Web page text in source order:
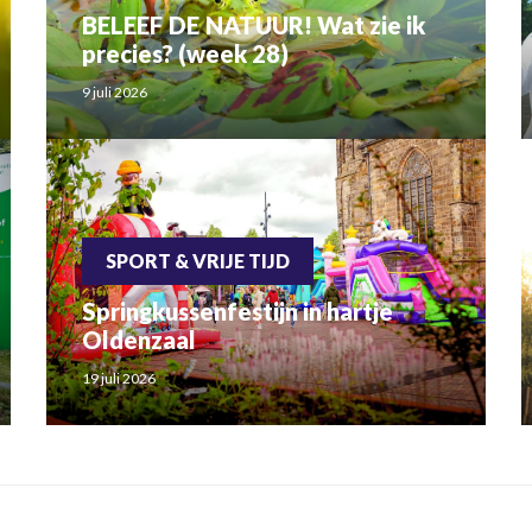
BELEEF DE NATUUR! Wat zie ik
precies? (week 28)
9 juli 2026
SPORT & VRIJE TIJD
Springkussenfestijn in hartje
Oldenzaal
19 juli 2026